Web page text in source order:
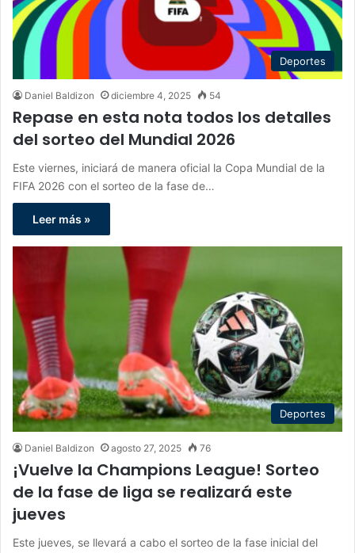
Deportes
Daniel Baldizon diciembre 4, 2025 54
Repase en esta nota todos los detalles
del sorteo del Mundial 2026
Este viernes, iniciará de manera oficial la Copa Mundial de la
FIFA 2026 con el sorteo de la fase de…
Leer más »
Deportes
Daniel Baldizon agosto 27, 2025 76
¡Vuelve la Champions League! Sorteo
de la fase de liga se realizará este
jueves
Este jueves, se llevará a cabo el sorteo de la fase inicial del